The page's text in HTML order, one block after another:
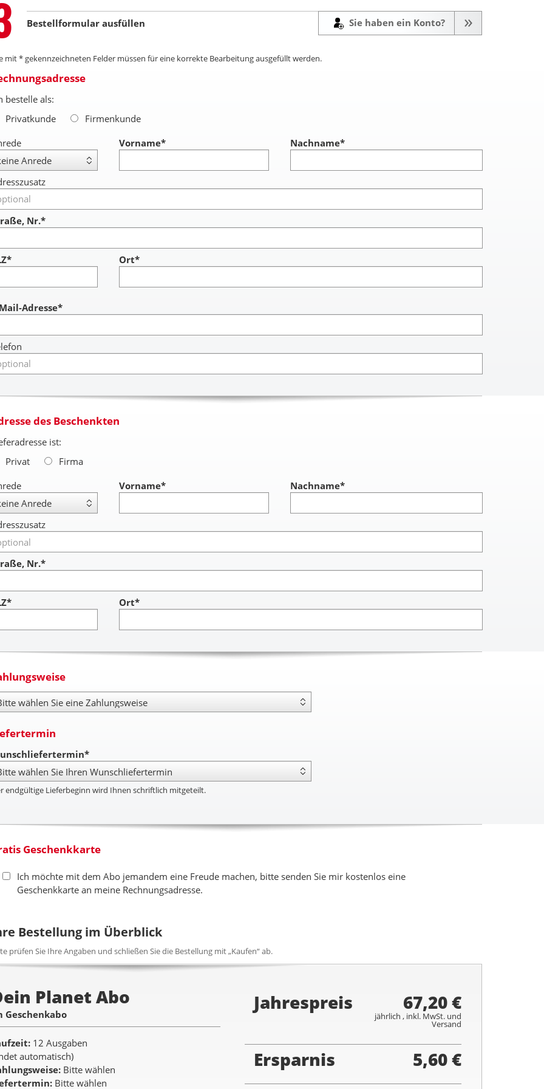
kaltem Wasser und sanftem
Spülmittel leicht zu reinigen.
schützen. Achtung: nicht
Bestellformular ausfüllen Sie haben ein Konto?
mit * gekennzeichneten Felder müssen für eine korrekte Bearbeitung ausgefüllt werden.
bestelle als:
Privatkunde
Firmenkunde
Vorname* Nachname*
Nr.*
Ort*
Adresse*
des Beschenkten
ist:
Privat
Firma
Vorname* Nachname*
Nr.*
Ort*
endgültige Lieferbeginn wird Ihnen schriftlich mitgeteilt.
Geschenkkarte
Ich möchte mit dem Abo jemandem eine Freude machen, bitte senden Sie mir kostenlos eine
Geschenkkarte an meine Rechnungsadresse.
Bestellung im Überblick
prüfen Sie Ihre Angaben und schließen Sie die Bestellung mit „Kaufen“ ab.
Planet Abo
Geschenkabo
12 Ausgaben
automatisch)
Bitte wählen
Bitte wählen
Jahrespreis 67,20 €
jährlich , inkl. MwSt. und
Versand
Ersparnis
5,60 €